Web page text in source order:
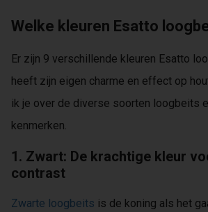
Welke kleuren Esatto
Er zijn 9 verschillende kleuren Esatto
heeft zijn eigen charme en effect op
ik je over de diverse soorten loogbeits
kenmerken.
1. Zwart: De krachtige kleur
contrast
Zwarte loogbeits is de koning als het